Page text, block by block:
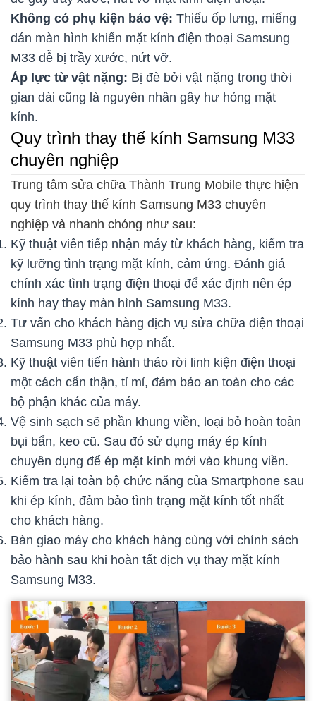
Không có phụ kiện bảo vệ: Thiếu ốp lưng, miếng
dán màn hình khiến mặt kính điện thoại Samsung
M33 dễ bị trầy xước, nứt vỡ.
Áp lực từ vật nặng: Bị đè bởi vật nặng trong thời
gian dài cũng là nguyên nhân gây hư hỏng mặt
kính.
Quy trình thay thế kính Samsung M33
chuyên nghiệp
Trung tâm sửa chữa Thành Trung Mobile thực hiện
quy trình thay thế kính Samsung M33 chuyên
nghiệp và nhanh chóng như sau:
Kỹ thuật viên tiếp nhận máy từ khách hàng, kiểm tra
kỹ lưỡng tình trạng mặt kính, cảm ứng. Đánh giá
chính xác tình trạng điện thoại để xác định nên ép
kính hay thay màn hình Samsung M33.
Tư vấn cho khách hàng dịch vụ sửa chữa điện thoại
Samsung M33 phù hợp nhất.
Kỹ thuật viên tiến hành tháo rời linh kiện điện thoại
một cách cẩn thận, tỉ mỉ, đảm bảo an toàn cho các
bộ phận khác của máy.
Vệ sinh sạch sẽ phần khung viền, loại bỏ hoàn toàn
bụi bẩn, keo cũ. Sau đó sử dụng máy ép kính
chuyên dụng để ép mặt kính mới vào khung viền.
Kiểm tra lại toàn bộ chức năng của Smartphone sau
khi ép kính, đảm bảo tình trạng mặt kính tốt nhất
cho khách hàng.
Bàn giao máy cho khách hàng cùng với chính sách
bảo hành sau khi hoàn tất dịch vụ thay mặt kính
Samsung M33.